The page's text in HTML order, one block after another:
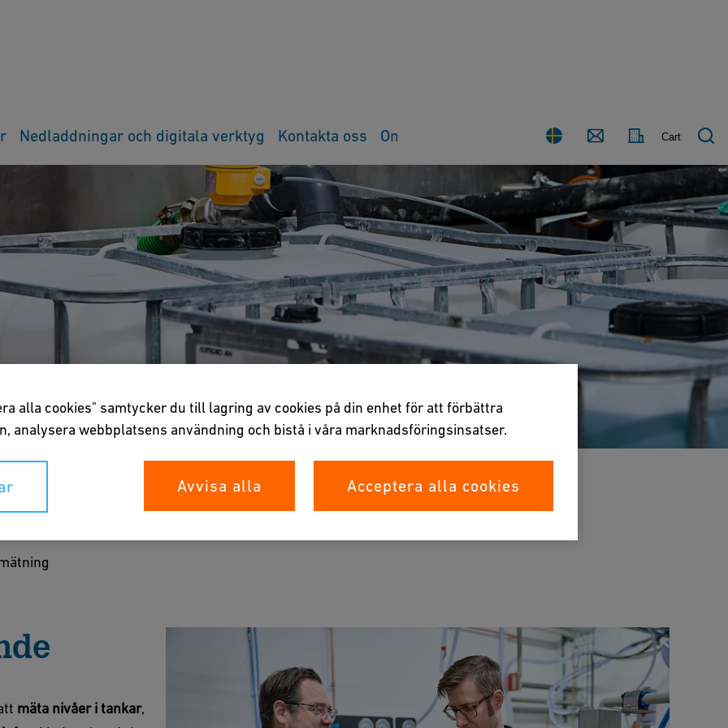
Land Contact Cart
Nedladdningar och digitala verktyg Kontakta oss Om oss
exakt kontroll av vätskor i alla tankar
material ger våra system långsiktig
mäta nivåer i tankar,
alla cookies" samtycker du till lagring av cookies på din enhet för att förbättra
analysera webbplatsens användning och bistå i våra marknadsföringsinsatser.
Avvisa alla Acceptera alla cookies